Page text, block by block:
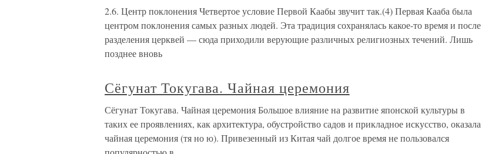
2.6. Центр поклонения Четвертое условие Первой Каабы звучит так.(4) Первая Кааба была
центром поклонения самых разных людей. Эта традиция сохранялась какое-то время и после
разделения церквей — сюда приходили верующие различных религиозных течений. Лишь
позднее вновь
Сёгунат Токугава. Чайная церемония
Сёгунат Токугава. Чайная церемония Большое влияние на развитие японской культуры в
таких ее проявлениях, как архитектура, обустройство садов и прикладное искусство, оказала
чайная церемония (тя но ю). Привезенный из Китая чай долгое время не пользовался